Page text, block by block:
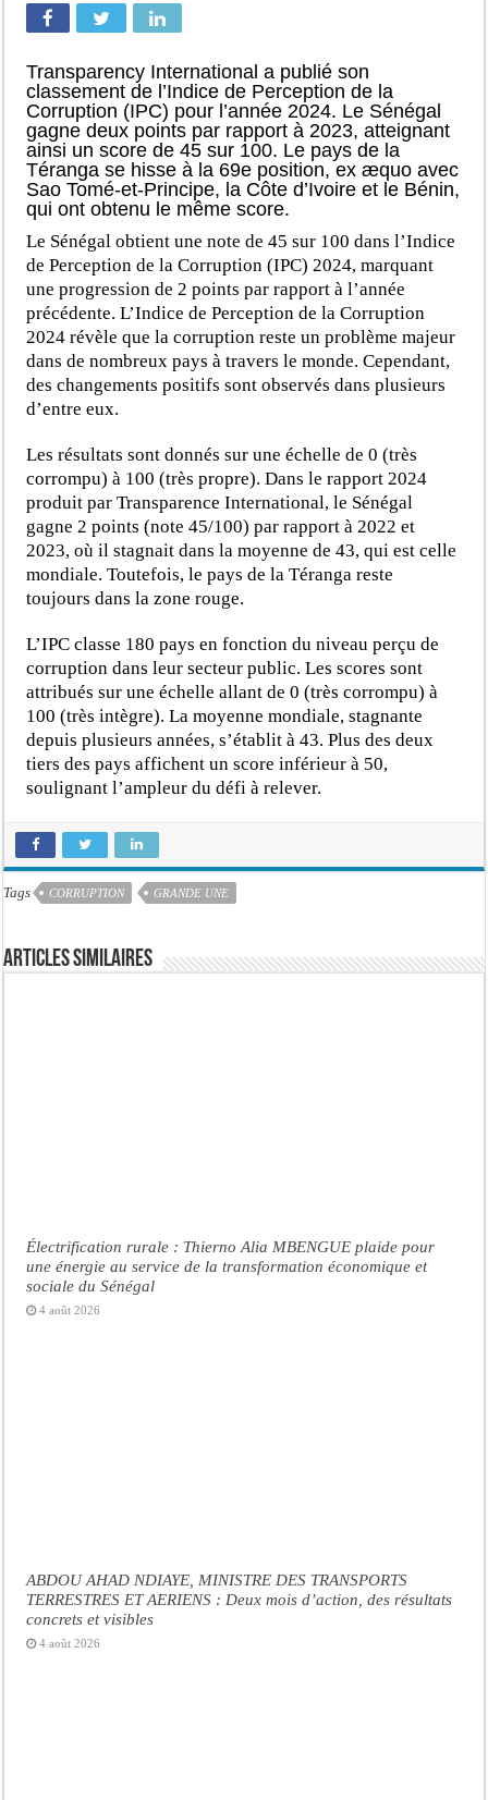
Transparency International a publié son
classement de l’Indice de Perception de la
Corruption (IPC) pour l’année 2024. Le Sénégal
gagne deux points par rapport à 2023, atteignant
ainsi un score de 45 sur 100. Le pays de la
Téranga se hisse à la 69e position, ex æquo avec
Sao Tomé-et-Principe, la Côte d’Ivoire et le Bénin,
qui ont obtenu le même score.
Le Sénégal obtient une note de 45 sur 100 dans l’Indice
de Perception de la Corruption (IPC) 2024, marquant
une progression de 2 points par rapport à l’année
précédente. L’Indice de Perception de la Corruption
2024 révèle que la corruption reste un problème majeur
dans de nombreux pays à travers le monde. Cependant,
des changements positifs sont observés dans plusieurs
d’entre eux.
Les résultats sont donnés sur une échelle de 0 (très
corrompu) à 100 (très propre). Dans le rapport 2024
produit par Transparence International, le Sénégal
gagne 2 points (note 45/100) par rapport à 2022 et
2023, où il stagnait dans la moyenne de 43, qui est celle
mondiale. Toutefois, le pays de la Téranga reste
toujours dans la zone rouge.
L’IPC classe 180 pays en fonction du niveau perçu de
corruption dans leur secteur public. Les scores sont
attribués sur une échelle allant de 0 (très corrompu) à
100 (très intègre). La moyenne mondiale, stagnante
depuis plusieurs années, s’établit à 43. Plus des deux
tiers des pays affichent un score inférieur à 50,
soulignant l’ampleur du défi à relever.
Tags CORRUPTION GRANDE UNE
Articles similaires
Électrification rurale : Thierno Alia MBENGUE plaide pour
une énergie au service de la transformation économique et
sociale du Sénégal
4 août 2026
ABDOU AHAD NDIAYE, MINISTRE DES TRANSPORTS
TERRESTRES ET AERIENS : Deux mois d’action, des résultats
concrets et visibles
4 août 2026